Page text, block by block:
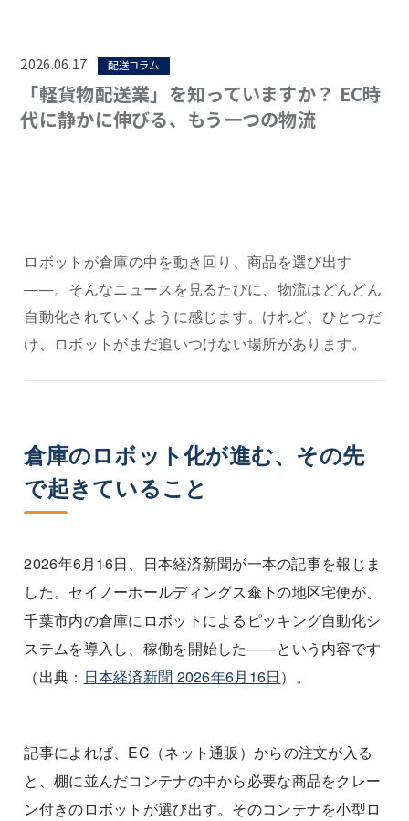
2026.06.17 配送コラム
「軽貨物配送業」を知っていますか？ EC時
代に静かに伸びる、もう一つの物流
ロボットが倉庫の中を動き回り、商品を選び出す
——。そんなニュースを見るたびに、物流はどんどん
自動化されていくように感じます。けれど、ひとつだ
け、ロボットがまだ追いつけない場所があります。
倉庫のロボット化が進む、その先
で起きていること
2026年6月16日、日本経済新聞が一本の記事を報じま
した。セイノーホールディングス傘下の地区宅便が、
千葉市内の倉庫にロボットによるピッキング自動化シ
ステムを導入し、稼働を開始した——という内容です
（出典： 日本経済新聞 2026年6月16日）。
記事によれば、EC（ネット通販）からの注文が入る
と、棚に並んだコンテナの中から必要な商品をクレー
ン付きのロボットが選び出す。そのコンテナを小型ロ